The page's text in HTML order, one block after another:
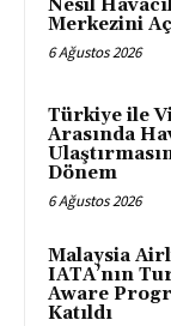
Nesil
Merkezini
6 Ağustos 2026
Türkiye ile
Arasında
Dönem
6 Ağustos 2026
Malaysia
IATA’nın
Aware
Katıldı